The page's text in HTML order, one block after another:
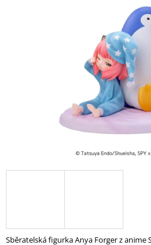
Sběratelská figurka Anya Forger z anime
HLEDAT
P
O